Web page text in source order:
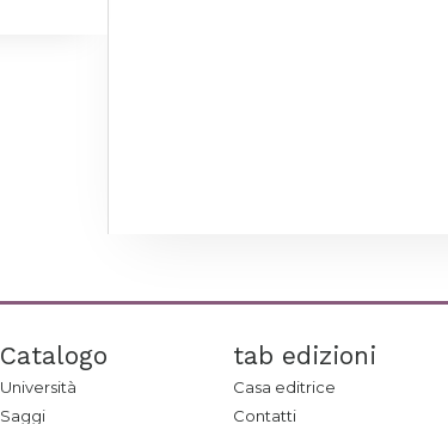
Catalogo
Università
Saggi
tab edizioni
Casa editrice
Contatti